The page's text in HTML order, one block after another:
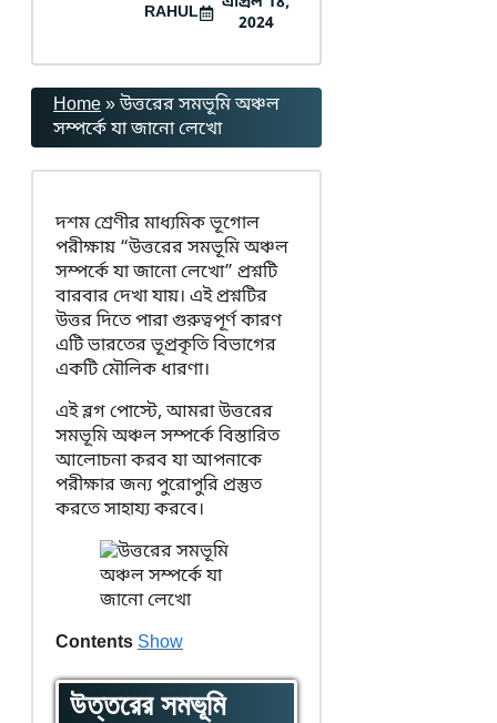
RAHUL
2024
Home»উত্তরের সমভূমি অঞ্চল
সম্পৰ্কে যা জানো লেখো
দশম শ্রেণীর মাধ্যমিক ভূগোল
পরীক্ষায় “উত্তরের সমভূমি অঞ্চল
সম্পৰ্কে যা জানো লেখো” প্রশ্নটি
বারবার দেখা যায়। এই প্রশ্নটির
উত্তর দিতে পারা গুরুত্বপূর্ণ কারণ
এটি ভারতের ভূপ্রকৃতি বিভাগের
একটি মৌলিক ধারণা।
এই ব্লগ পোস্টে, আমরা উত্তরের
সমভূমি অঞ্চল সম্পর্কে বিস্তারিত
আলোচনা করব যা আপনাকে
পরীক্ষার জন্য পুরোপুরি প্রস্তুত
করতে সাহায্য করবে।
ContentsShow
উত্তরের সমভূমি